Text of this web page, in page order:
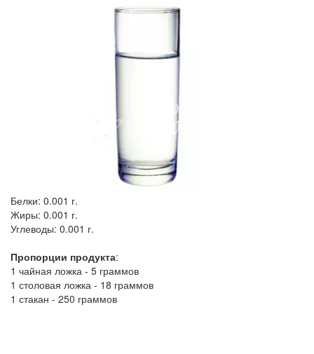
Белки: 0.001 г.
Жиры: 0.001 г.
Углеводы: 0.001 г.
Пропорции продукта:
1 чайная ложка - 5 граммов
1 столовая ложка - 18 граммов
1 стакан - 250 граммов